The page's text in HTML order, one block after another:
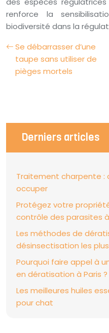
renforce la
biodiversité dans la
Se débarrasser d’une
taupe sans utiliser de
pièges mortels
Derniers articles
Traitement charpente :
occuper
Protégez votre
contrôle des parasites
Les méthodes de
désinsectisation les
Pourquoi faire appel à
en dératisation à Paris ?
Les meilleures huiles
pour chat